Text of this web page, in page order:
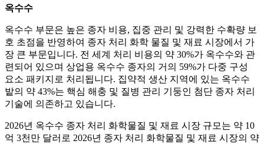
옥수수
옥수수 부문은 높은 종자 비용, 집중 관리 및 강력한 수확량 보
호 초점을 반영하여 종자 처리 화학 물질 및 재료 시장에서 가
장 큰 부문입니다. 전 세계 처리 비용의 약 30%가 옥수수와 관
련되어 있으며 상업용 옥수수 종자의 거의 59%가 다중 구성
요소 패키지로 처리됩니다. 집약적 생산 지역에 있는 옥수수
밭의 약 43%는 핵심 해충 및 질병 관리 기둥인 첨단 종자 처리
기술에 의존하고 있습니다.
2026년 옥수수 종자 처리 화학물질 및 재료 시장 규모는 약 10
억 3천만 달러로 2026년 종자 처리 화학물질 및 재료 시장의 약